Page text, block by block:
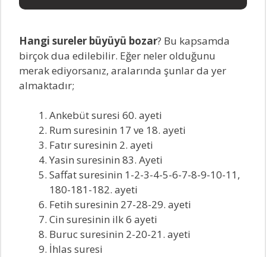
Hangi sureler büyüyü bozar? Bu kapsamda
birçok dua edilebilir. Eğer neler olduğunu
merak ediyorsanız, aralarında şunlar da yer
almaktadır;
Ankebüt suresi 60. ayeti
Rum suresinin 17 ve 18. ayeti
Fatır suresinin 2. ayeti
Yasin suresinin 83. Ayeti
Saffat suresinin 1-2-3-4-5-6-7-8-9-10-11,
180-181-182. ayeti
Fetih suresinin 27-28-29. ayeti
Cin suresinin ilk 6 ayeti
Buruc suresinin 2-20-21. ayeti
İhlas suresi